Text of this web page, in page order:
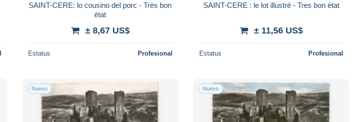
SAINT-CERE: lo cousino del porc - Très bon
état
± 8,67 US$
Estatus Profesional
SAINT-CERE : le lot illustré - Tres bon état
± 11,56 US$
Estatus Profesional
Nuevo Nuevo